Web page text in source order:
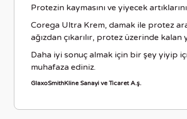
Protezin kaymasını ve yiyecek
Corega Ultra Krem, damak ile protez
ağızdan çıkarılır, protez üzerinde kalan
Daha iyi sonuç almak için bir şey yiyip
muhafaza ediniz.
GlaxoSmithKline Sanayi ve Ticaret A.ş.